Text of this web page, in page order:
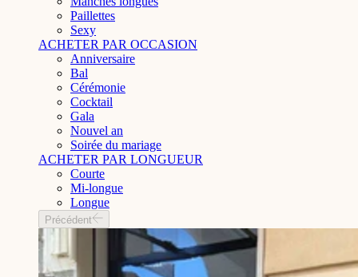
Paillettes
Sexy
ACHETER PAR OCCASION
Anniversaire
Bal
Cérémonie
Cocktail
Gala
Nouvel an
Soirée du mariage
ACHETER PAR LONGUEUR
Courte
Mi-longue
Longue
Précédent